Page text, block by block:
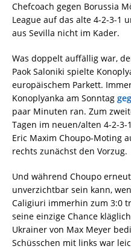
Chefcoach gegen Borussia
League auf das alte 4-2-3-1
aus Sevilla nicht im Kader.
Was doppelt auffällig war,
Paok Saloniki spielte
europäischem Parkett.
Konoplyanka am Sonntag
paar Minuten ran. Zum
Tagen im neuen/alten 4-2-
Eric Maxim Choupo-Moting
rechts zunächst den Vorzug.
Und während Choupo
unverzichtbar sein kann,
Caligiuri immerhin zum 3:0
seine einzige Chance
Ukrainer von Max Meyer
Schüsschen mit links war